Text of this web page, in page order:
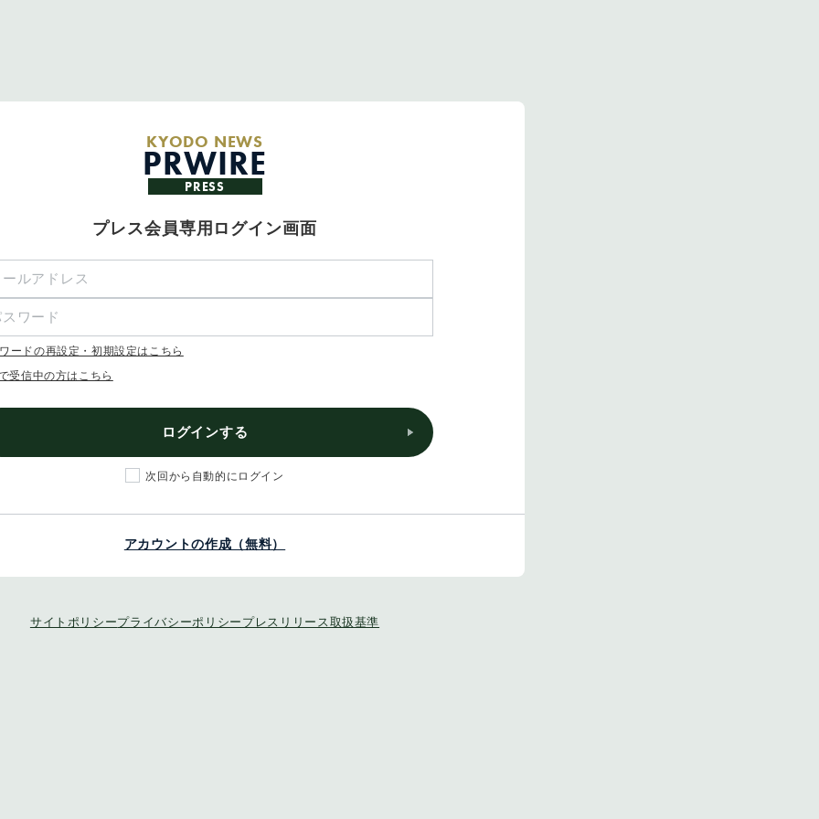
KYODO NEWS
PRWIRE
PRESS
プレス会員専用ログイン画面
ードの再設定・初期設定はこちら
受信中の方はこちら
ログインする
次回から自動的にログイン
アカウントの作成（無料）
サイトポリシープライバシーポリシー プレスリリース取扱基準